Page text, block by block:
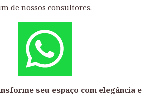
de nossos consultores.
seu espaço com elegância e